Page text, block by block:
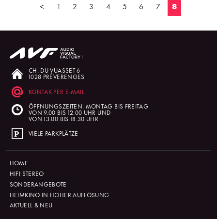
< 1 2 3 4 5 6 7 8
CH. DU VUASSET 6
1028 PRÉVERENGES
KONTAK PER E-MAIL
ÖFFNUNGSZEITEN: MONTAG BIS FREITAG
VON 9.00 BIS 12.00 UHR UND
VON 13.00 BIS 18.30 UHR
VIELE PARKPLÄTZE
HOME
HIFI STEREO
SONDERANGEBOTE
HEIMKINO IN HOHER AUFLÖSUNG
AKTUELL & NEU